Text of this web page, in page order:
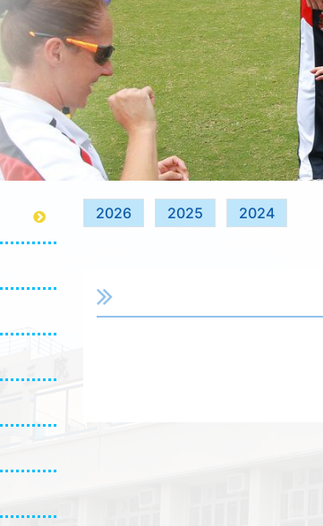
2026 2025 2024